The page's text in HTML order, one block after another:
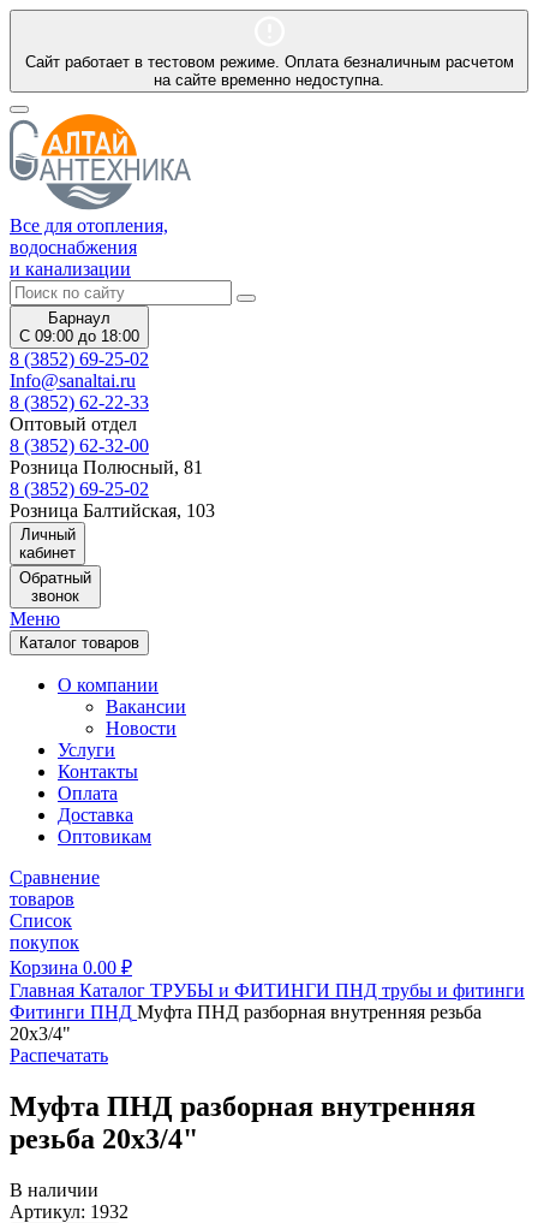
Сайт работает в тестовом режиме. Оплата безналичным расчетом
на сайте временно недоступна.
Все для отопления,
водоснабжения
и канализации
Барнаул
С 09:00 до 18:00
8 (3852) 69-25-02
Info@sanaltai.ru
8 (3852) 62-22-33
Оптовый отдел
8 (3852) 62-32-00
Розница Полюсный, 81
8 (3852) 69-25-02
Розница Балтийская, 103
Личный
кабинет
Обратный
звонок
Меню
Каталог товаров
О компании
Вакансии
Новости
Услуги
Контакты
Оплата
Доставка
Оптовикам
Сравнение
товаров
Список
покупок
Корзина 0.00 ₽
Главная Каталог ТРУБЫ и ФИТИНГИ ПНД трубы и фитинги
Фитинги ПНД Муфта ПНД разборная внутренняя резьба
20х3/4"
Распечатать
Муфта ПНД разборная внутренняя
резьба 20х3/4"
В наличии
Артикул: 1932